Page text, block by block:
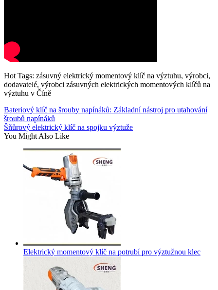
Hot Tags: zásuvný elektrický momentový klíč na výztuhu, výrobci,
dodavatelé, výrobci zásuvných elektrických momentových klíčů na
výztuhu v Číně
Bateriový klíč na šrouby napínáků: Základní nástroj pro utahování
šroubů napínáků
Šňůrový elektrický klíč na spojku výztuže
You Might Also Like
Elektrický momentový klíč na potrubí pro výztužnou klec